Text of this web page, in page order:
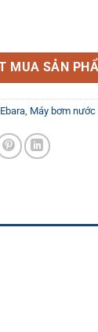
40-200/7.5 số lượng
MUA SẢN
, Máy bơm nước